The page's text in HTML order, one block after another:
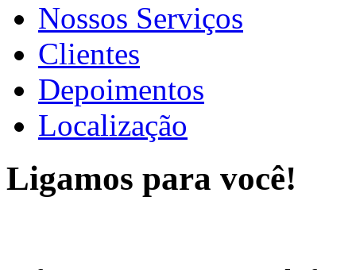
Nossos Serviços
Clientes
Depoimentos
Localização
Ligamos para você!